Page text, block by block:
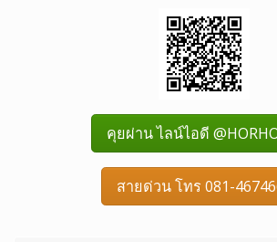
คุยผ่าน ไลน์ไอดี
สายด่วน โทร 081-